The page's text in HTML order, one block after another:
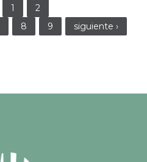
1
2
8 9
siguiente ›